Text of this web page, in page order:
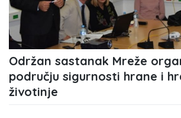
Održan sastanak Mreže
području sigurnosti hrane i
životinje